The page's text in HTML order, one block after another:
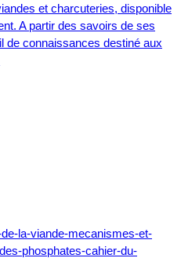
et charcuteries, disponible
A partir des savoirs de ses
de connaissances destiné aux